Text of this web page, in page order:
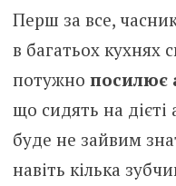
Перш за все,
в багатьох кухнях
потужно посилює
що сидять на
буде не зайвим
навіть кілька